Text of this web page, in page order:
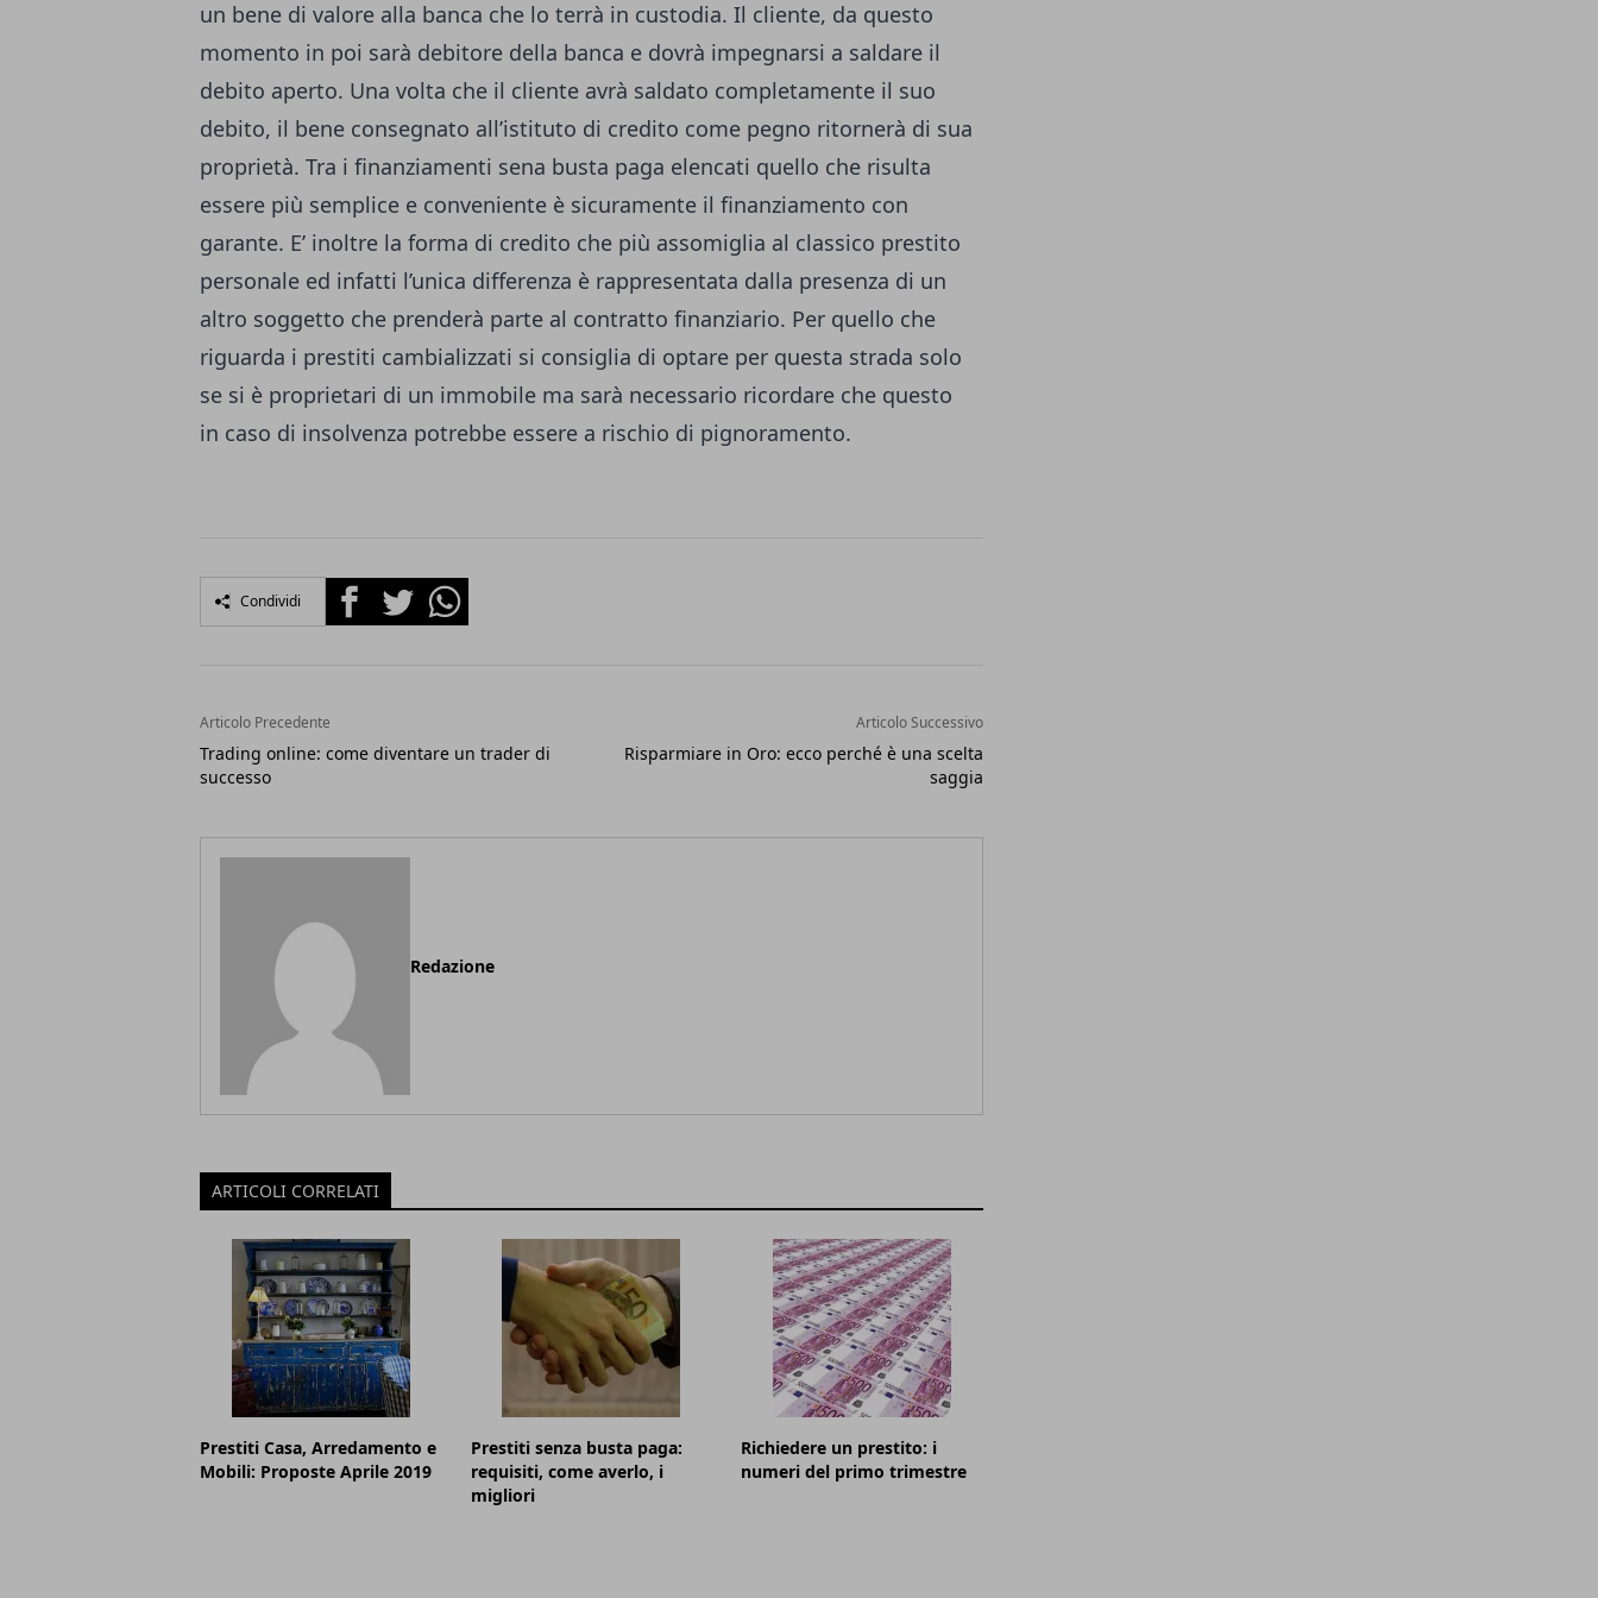
un bene di valore alla banca che lo terrà in custodia. Il cliente, da questo
momento in poi sarà debitore della banca e dovrà impegnarsi a saldare il
debito aperto. Una volta che il cliente avrà saldato completamente il suo
debito, il bene consegnato all’istituto di credito come pegno ritornerà di sua
proprietà. Tra i finanziamenti sena busta paga elencati quello che risulta
essere più semplice e conveniente è sicuramente il finanziamento con
garante. E’ inoltre la forma di credito che più assomiglia al classico prestito
personale ed infatti l’unica differenza è rappresentata dalla presenza di un
altro soggetto che prenderà parte al contratto finanziario. Per quello che
riguarda i prestiti cambializzati si consiglia di optare per questa strada solo
se si è proprietari di un immobile ma sarà necessario ricordare che questo
in caso di insolvenza potrebbe essere a rischio di pignoramento.
Condividi FacebookTwitterWhatsapp
Articolo Precedente
Trading online: come diventare un trader di
successo
Articolo Successivo
Risparmiare in Oro: ecco perché è una scelta
saggia
Redazione
ARTICOLI CORRELATI
Prestiti Casa, Arredamento e
Mobili: Proposte Aprile 2019
Prestiti senza busta paga:
requisiti, come averlo, i
migliori
Richiedere un prestito: i
numeri del primo trimestre